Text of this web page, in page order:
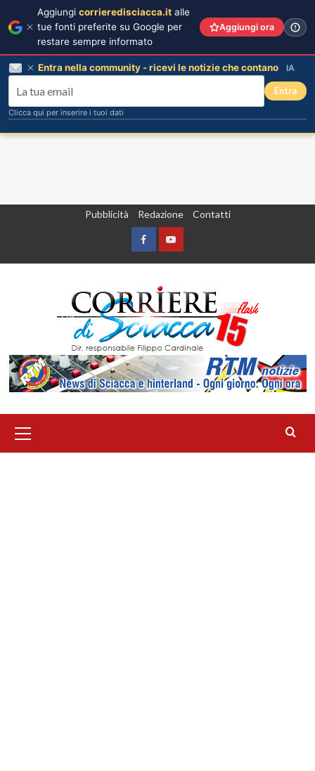
Pubblicità Redazione Contatti
FacebookYountube
principale
Aggiungi corrieredisciacca.it alle
tue fonti preferite su Google per
restare sempre informato
Aggiungi ora
Entra nella community - ricevi le notizie che contano IA
Entra
Clicca qui per inserire i tuoi dati